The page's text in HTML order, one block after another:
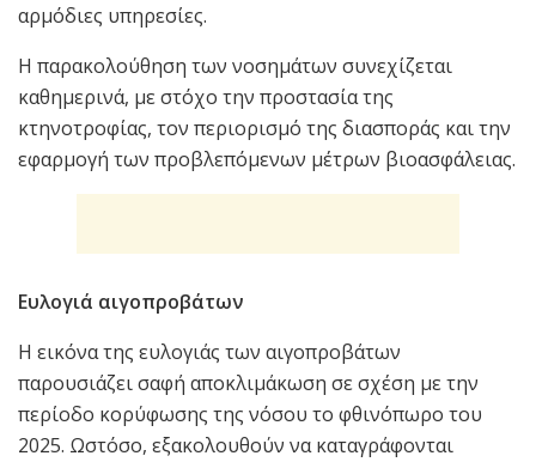
αρμόδιες υπηρεσίες.
Η παρακολούθηση των νοσημάτων συνεχίζεται
καθημερινά, με στόχο την προστασία της
κτηνοτροφίας, τον περιορισμό της διασποράς και την
εφαρμογή των προβλεπόμενων μέτρων βιοασφάλειας.
Ευλογιά αιγοπροβάτων
Η εικόνα της ευλογιάς των αιγοπροβάτων
παρουσιάζει σαφή αποκλιμάκωση σε σχέση με την
περίοδο κορύφωσης της νόσου το φθινόπωρο του
2025. Ωστόσο, εξακολουθούν να καταγράφονται